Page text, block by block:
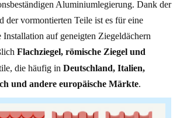
Aluminiumlegierung. Dank der
der vormontierten Teile ist es für eine
Installation auf geneigten Ziegeldächern
Flachziegel, römische Ziegel und
die häufig in Deutschland, Italien,
und andere europäische Märkte.